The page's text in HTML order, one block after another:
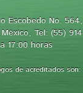
Escobedo No.
Tel: (55)
17:00 horas
de acreditados